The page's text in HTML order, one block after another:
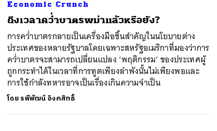
Economic Crunch
ถึงเวลาคว่ำบาตรพม่าแล้วหรือยัง?
การคว่ำบาตรกลายเป็นเครื่องมือชิ้นสำคัญในนโยบายต่าง
ประเทศของหลายรัฐบาลโดยเฉพาะสหรัฐอเมริกาที่มองว่าการ
คว่ำบาตรจะสามารถเปลี่ยนแปลง ‘พฤติกรรม’ ของประเทศผู้
ถูกกระทำได้ในเวลาที่การทูตเพียงลำพังนั้นไม่เพียงพอและ
การใช้กำลังทหารอาจเป็นเรื่องเกินความจำเป็น
โดย รพีพัฒน์ อิงคสิทธิ์